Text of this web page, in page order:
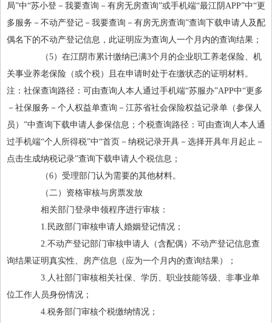
局”中“苏小登－我要查询－有房无房查询”或手机端“最江阴APP”中“更
多服务－不动产登记－我要查询－有房无房查询”查询下载申请人及配
偶名下的不动产登记信息，此证明应为查询人一个月内的查询结果；
（5）在江阴市累计缴纳已满3个月的企业职工养老保险、机
关事业养老保险（或个税）且在申请时处于在缴状态的证明材料。
注：社保查询路径：可由查询人本人通过手机端“苏服办”APP中“更多
－社保服务－个人权益单查询－江苏省社会保险权益记录单（参保人
员）”中查询下载申请人参保信息；个税查询路径：可由查询人本人通
过手机端“个人所得税”中“首页－纳税记录开具－选择开具年月起止－
点击生成纳税记录”查询下载申请人个税信息；
（6）受理部门认为需要的其他材料。
（二）资格审核与房票发放
相关部门登录申领程序进行审核：
1.民政部门审核申请人婚姻登记情况；
2.不动产登记部门审核申请人（含配偶）不动产登记信息查
询结果证明真实性、房产信息（应为一个月内的查询结果）；
3.人社部门审核相关社保、学历、职业技能等级、非事业单
位工作人员身份情况；
4.税务部门审核个税缴纳情况；